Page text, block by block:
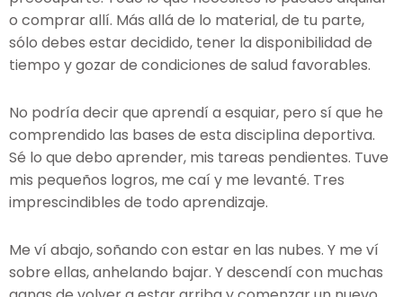
o comprar allí. Más allá de lo material, de tu parte,
sólo debes estar decidido, tener la disponibilidad de
tiempo y gozar de condiciones de salud favorables.
No podría decir que aprendí a esquiar, pero sí que he
comprendido las bases de esta disciplina deportiva.
Sé lo que debo aprender, mis tareas pendientes. Tuve
mis pequeños logros, me caí y me levanté. Tres
imprescindibles de todo aprendizaje.
Me ví abajo, soñando con estar en las nubes. Y me ví
sobre ellas, anhelando bajar. Y descendí con muchas